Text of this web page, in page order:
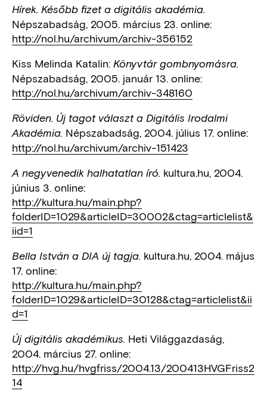
Hírek. Később fizet a digitális akadémia.
Népszabadság, 2005. március 23. online:
http://nol.hu/archivum/archiv-356152
Kiss Melinda Katalin: Könyvtár gombnyomásra.
Népszabadság, 2005. január 13. online:
http://nol.hu/archivum/archiv-348160
Röviden. Új tagot választ a Digitális Irodalmi
Akadémia. Népszabadság, 2004. július 17. online:
http://nol.hu/archivum/archiv-151423
A negyvenedik halhatatlan író. kultura.hu, 2004.
június 3. online:
http://kultura.hu/main.php?
folderID=1029&articleID=30002&ctag=articlelist&
iid=1
Bella István a DIA új tagja. kultura.hu, 2004. május
17. online:
http://kultura.hu/main.php?
folderID=1029&articleID=30128&ctag=articlelist&ii
d=1
Új digitális akadémikus. Heti Világgazdaság,
2004. március 27. online:
http://hvg.hu/hvgfriss/2004.13/200413HVGFriss2
14